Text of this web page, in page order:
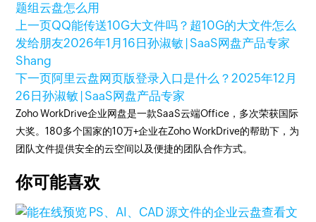
题组云盘怎么用
上一页QQ能传送10G大文件吗？超10G的大文件怎么
发给朋友2026年1月16日孙淑敏 | SaaS网盘产品专家
Shang
下一页阿里云盘网页版登录入口是什么？2025年12月
26日孙淑敏 | SaaS网盘产品专家
Zoho WorkDrive企业网盘是一款SaaS云端Office，多次荣获国际
大奖。180多个国家的10万+企业在Zoho WorkDrive的帮助下，为
团队文件提供安全的云空间以及便捷的团队合作方式。
你可能喜欢
查看文